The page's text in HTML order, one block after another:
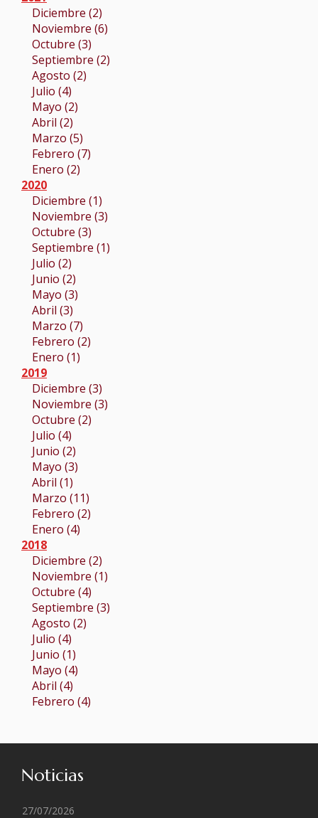
Diciembre (2)
Noviembre (6)
Octubre (3)
Septiembre (2)
Agosto (2)
Julio (4)
Mayo (2)
Abril (2)
Marzo (5)
Febrero (7)
Enero (2)
2020
Diciembre (1)
Noviembre (3)
Octubre (3)
Septiembre (1)
Julio (2)
Junio (2)
Mayo (3)
Abril (3)
Marzo (7)
Febrero (2)
Enero (1)
2019
Diciembre (3)
Noviembre (3)
Octubre (2)
Julio (4)
Junio (2)
Mayo (3)
Abril (1)
Marzo (11)
Febrero (2)
Enero (4)
2018
Diciembre (2)
Noviembre (1)
Octubre (4)
Septiembre (3)
Agosto (2)
Julio (4)
Junio (1)
Mayo (4)
Abril (4)
Febrero (4)
Noticias
27/07/2026